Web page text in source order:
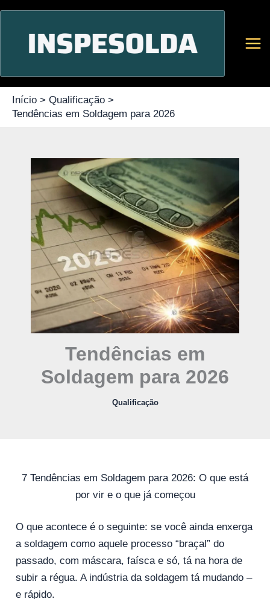
Ir
Início
Qualificação
Tendências em Soldagem para 2026
Tendências em
Soldagem para 2026
Qualificação
7 Tendências em Soldagem para 2026: O que está
por vir e o que já começou
O que acontece é o seguinte: se você ainda enxerga
a soldagem como aquele processo “braçal” do
passado, com máscara, faísca e só, tá na hora de
subir a régua. A indústria da soldagem tá mudando –
e rápido.